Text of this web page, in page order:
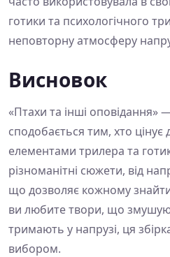
готики та психологічного
неповторну атмосферу
Висновок
«Птахи та інші оповідання»
сподобається тим, хто цінує
елементами трилера та
різноманітні сюжети, від
що дозволяє кожному
ви любите твори, що
тримають у напрузі, ця
вибором.